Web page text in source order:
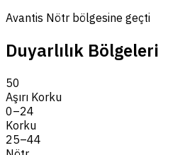
Avantis Nötr bölgesine geçti
Duyarlılık Bölgeleri
50
Aşırı Korku
0–24
Korku
25–44